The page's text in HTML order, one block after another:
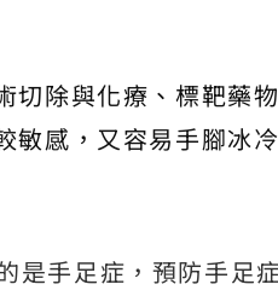
切除與化療、標靶藥
敏感，又容易手腳冰
是手足症，預防手足